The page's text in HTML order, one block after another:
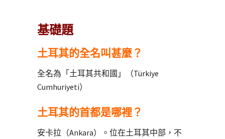
基礎題
土耳其的全名叫甚麼？
全名為「土耳其共和國」（Türkiye
Cumhuriyeti）
土耳其的首都是哪裡？
安卡拉（Ankara）。位在土耳其中部，不